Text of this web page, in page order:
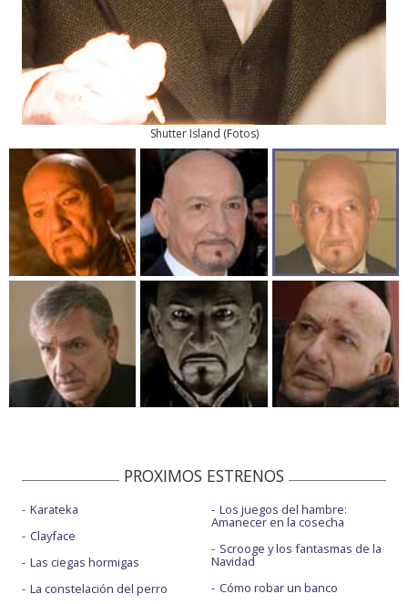
Shutter Island (Fotos)
PROXIMOS ESTRENOS
Karateka
Clayface
Las ciegas hormigas
La constelación del perro
Los juegos del hambre:
Amanecer en la cosecha
Scrooge y los fantasmas de la
Navidad
Cómo robar un banco